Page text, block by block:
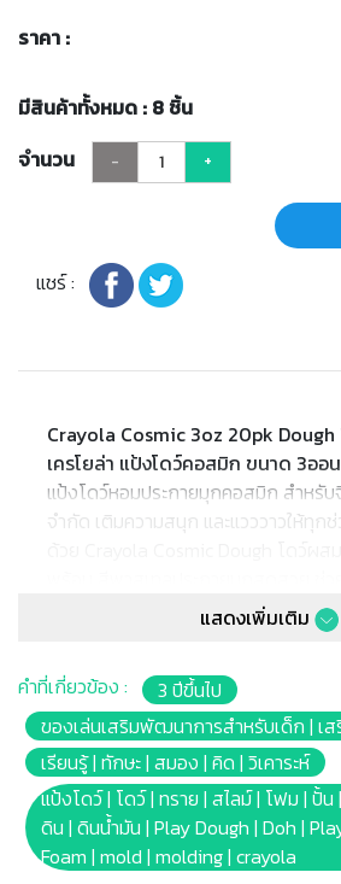
ราคา :
มีสินค้าทั้งหมด : 8 ชิ้น
จำนวน
- +
แชร์ :
Crayola Cosmic 3oz 20pk Dough
เครโยล่า แป้งโดว์คอสมิก ขนาด 3อ
แป้งโดว์หอมประกายมุกคอสมิก สำหรับ
จำกัด เติมความสนุก และแวววาวให้ทุก
และสร้างแรงบันดาลใจให้กับเด็กๆ ทุกวัย
✔ แป้งโดว์ประกายมุก ขนาด 3ออนซ์ มี
✔ เนื้อดี ปั้นง่าย สีสันสดใสและกลิ่นหอม
เด็ก ๆ เพลิดเพลินและกลับมาเล่นซ้ำไม่มี
✔ ปั้นซ้ำได้ ไม่แห้งไว เก็บใช้ได้นาน เก็บใ
เพื่อคงความนุ่ม
✔ ควรเก็บในที่เย็น ในภาชนะให้มิดชิดห
ความนุ่ม หลีกเลี่ยงเปลวไฟ และห้ามเข้าเ
✔ ควรหลีกเลี่ยงการถูลงบนพรมหรือผ้
แสดงเพิ่มเติม
คำที่เกี่ยวข้อง :
3 ปีขึ้นไป
ของเล่นเสริมพัฒนาการสำหรับเด็ก | เ
เรียนรู้ | ทักษะ | สมอง | คิด | วิเคาระห์
แป้งโดว์ | โดว์ | ทราย | สไลม์ | โฟม | ปั้น
ดิน | ดินน้ำมัน | Play Dough | Doh |
Foam | mold | molding | crayola